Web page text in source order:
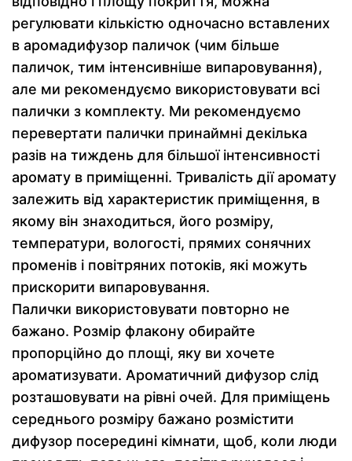
регулювати кількістю одночасно вставлених
в аромадифузор паличок (чим більше
паличок, тим інтенсивніше випаровування),
але ми рекомендуємо використовувати всі
палички з комплекту. Ми рекомендуємо
перевертати палички принаймні декілька
разів на тиждень для більшої інтенсивності
аромату в приміщенні. Тривалість дії аромату
залежить від характеристик приміщення, в
якому він знаходиться, його розміру,
температури, вологості, прямих сонячних
променів і повітряних потоків, які можуть
прискорити випаровування.
Палички використовувати повторно не
бажано. Розмір флакону обирайте
пропорційно до площі, яку ви хочете
ароматизувати. Ароматичний дифузор слід
розташовувати на рівні очей. Для приміщень
середнього розміру бажано розмістити
дифузор посередині кімнати, щоб, коли люди